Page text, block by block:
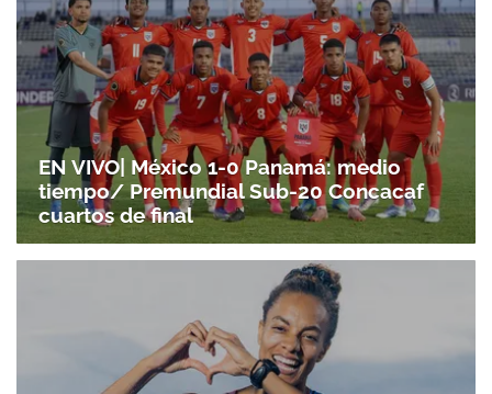
EN VIVO| México 1-0 Panamá: medio
tiempo/ Premundial Sub-20 Concacaf
cuartos de final